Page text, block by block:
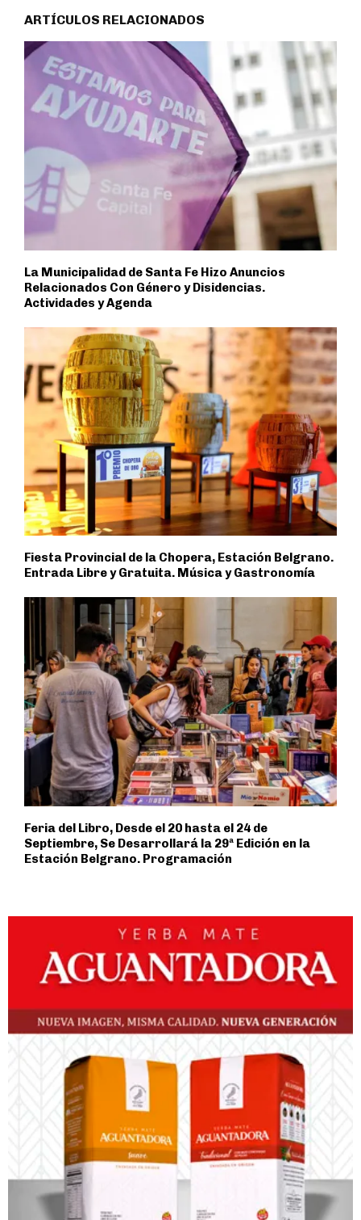
ARTÍCULOS RELACIONADOS
La Municipalidad de Santa Fe Hizo Anuncios
Relacionados Con Género y Disidencias.
Actividades y Agenda
Fiesta Provincial de la Chopera, Estación Belgrano.
Entrada Libre y Gratuita. Música y Gastronomía
Feria del Libro, Desde el 20 hasta el 24 de
Septiembre, Se Desarrollará la 29ª Edición en la
Estación Belgrano. Programación